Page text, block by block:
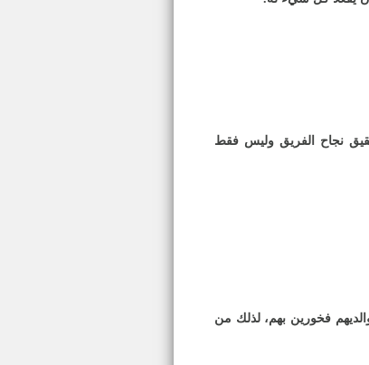
نجاح الفريق وليس فقط
فخورين بهم، لذلك من